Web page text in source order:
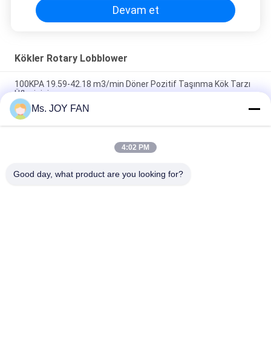
Devam et
Kökler Rotary Lobblower
100KPA 19.59-42.18 m3/min Döner Pozitif Taşınma Kök Tarzı
Üfleyicisi
Dökme Demir Yüksek Kapasiteli 3600m3 / Saat Kökleri Döner
Lob Üfleyici
DN150 Kökler Rotary Lobe Blower yüksek basınçlı kökler
Ms. JOY FAN
4:02 PM
Good day, what product are you looking for?